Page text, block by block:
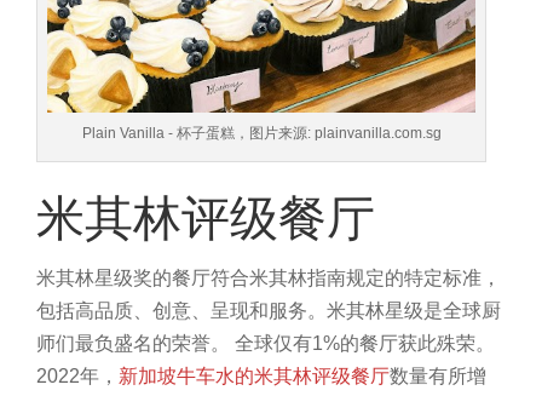
Plain Vanilla - 杯子蛋糕，图片来源: plainvanilla.com.sg
米其林评级餐厅
米其林星级奖的餐厅符合米其林指南规定的特定标准，
包括高品质、创意、呈现和服务。米其林星级是全球厨
师们最负盛名的荣誉。
全球仅有1%的餐厅获此殊荣。
2022年， 新加坡牛车水的米其林评级餐厅数量有所增